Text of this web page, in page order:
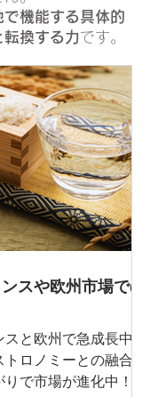
機能する具体的
換する力です。
スや欧州市場での
と欧州で急成長中。
ロノミーとの融合、
で市場が進化中！